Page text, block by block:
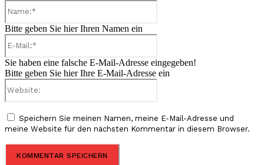
Bitte geben Sie hier Ihren Namen ein
Sie haben eine falsche E-Mail-Adresse eingegeben!
Bitte geben Sie hier Ihre E-Mail-Adresse ein
Speichern Sie meinen Namen, meine E-Mail-Adresse und
meine Website für den nächsten Kommentar in diesem Browser.